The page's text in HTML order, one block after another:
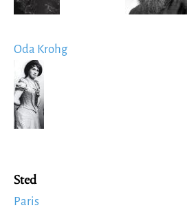
Oda Krohg
Image
Sted
Paris